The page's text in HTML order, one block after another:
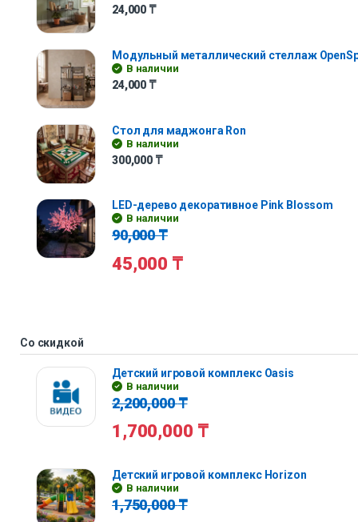
24,000 ₸
Модульный металлический стеллаж
В наличии
24,000 ₸
Стол для маджонга Ron
В наличии
300,000 ₸
LED-дерево декоративное Pink Blossom
В наличии
90,000₸
45,000 ₸
Со скидкой
Детский игровой комплекс Oasis
В наличии
2,200,000₸
1,700,000 ₸
Детский игровой комплекс Horizon
В наличии
1,750,000₸